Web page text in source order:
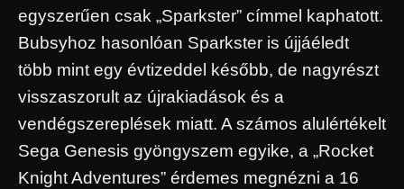
egyszerűen csak „Sparkster” címmel kaphatott.
Bubsyhoz hasonlóan Sparkster is újjáéledt
több mint egy évtizeddel később, de nagyrészt
visszaszorult az újrakiadások és a
vendégszereplések miatt. A számos alulértékelt
Sega Genesis gyöngyszem egyike, a „Rocket
Knight Adventures” érdemes megnézni a 16